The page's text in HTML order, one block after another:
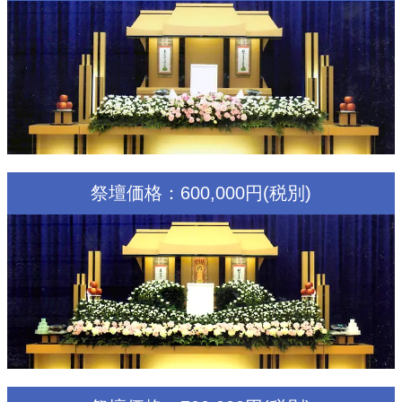
祭壇価格：600,000円(税別)